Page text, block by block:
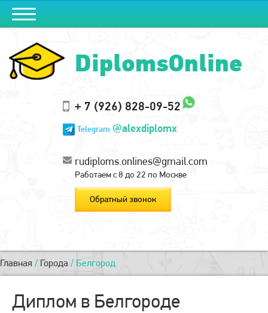
DiplomsOnline
+ 7 (926) 828-09-52
Telegram @alexdiplomx
rudiploms.onlines@gmail.com
Работаем с 8 до 22 по Москве
Обратный звонок
Главная / Города / Белгород
Диплом в Белгороде